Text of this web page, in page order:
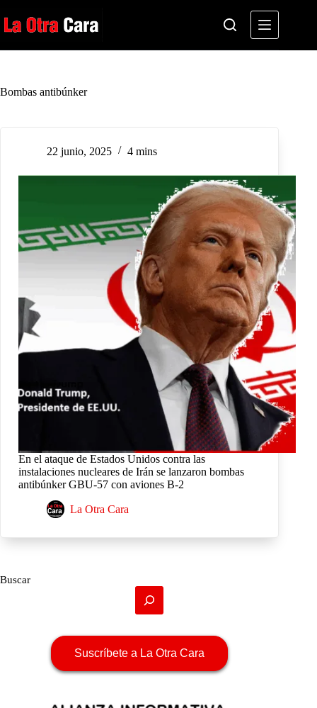
al
contenido
Bombas antibúnker
22 junio, 2025 4 mins
En el ataque de Estados Unidos contra las
instalaciones nucleares de Irán se lanzaron bombas
antibúnker GBU-57 con aviones B-2
La Otra Cara
Buscar
Suscríbete a La Otra Cara